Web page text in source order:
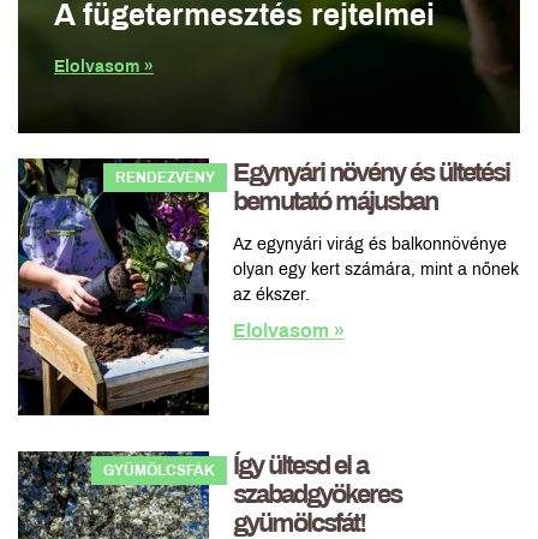
A fügetermesztés rejtelmei
Elolvasom »
RENDEZVÉNY
Egynyári növény és ültetési
bemutató májusban
Az egynyári virág és balkonnövénye
olyan egy kert számára, mint a nőnek
az ékszer.
Elolvasom »
GYÜMÖLCSFÁK
Így ültesd el a
szabadgyökeres
gyümölcsfát!